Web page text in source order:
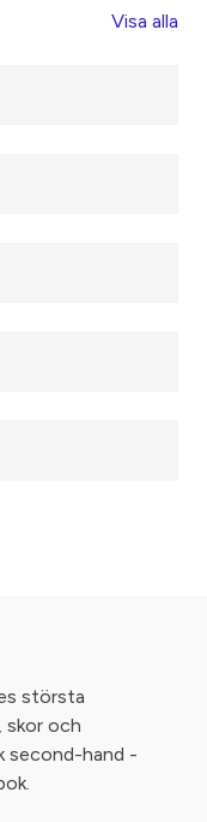
Visa alla
största
skor och
second-hand -